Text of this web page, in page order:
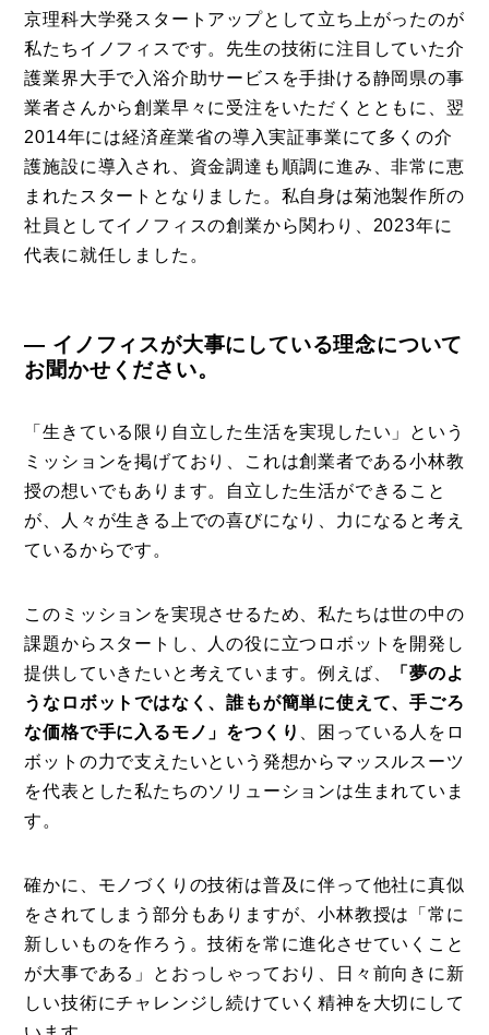
コラム
特集
事例
トピックス
Photos
運営会社
登録
京理科大学発スタートアップとして立ち上がったのが
私たちイノフィスです。先生の技術に注目していた介
護業界大手で入浴介助サービスを手掛ける静岡県の事
業者さんから創業早々に受注をいただくとともに、翌
2014年には経済産業省の導入実証事業にて多くの介
護施設に導入され、資金調達も順調に進み、非常に恵
まれたスタートとなりました。私自身は菊池製作所の
社員としてイノフィスの創業から関わり、2023年に
代表に就任しました。
― イノフィスが大事にしている理念について
お聞かせください。
「生きている限り自立した生活を実現したい」という
ミッションを掲げており、これは創業者である小林教
授の想いでもあります。自立した生活ができること
が、人々が生きる上での喜びになり、力になると考え
ているからです。
このミッションを実現させるため、私たちは世の中の
課題からスタートし、人の役に立つロボットを開発し
提供していきたいと考えています。例えば、
「夢のよ
うなロボットではなく、誰もが簡単に使えて、手ごろ
な価格で手に入るモノ」をつくり
、困っている人をロ
ボットの力で支えたいという発想からマッスルスーツ
を代表とした私たちのソリューションは生まれていま
す。
確かに、モノづくりの技術は普及に伴って他社に真似
をされてしまう部分もありますが、小林教授は「常に
新しいものを作ろう。技術を常に進化させていくこと
が大事である」とおっしゃっており、日々前向きに新
しい技術にチャレンジし続けていく精神を大切にして